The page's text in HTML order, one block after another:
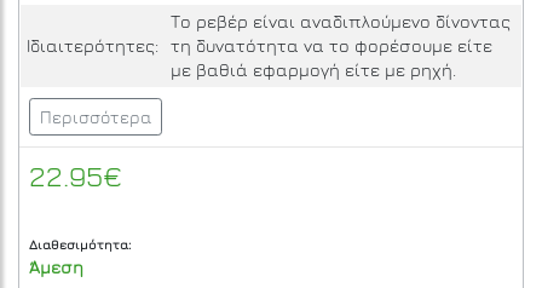
Ιδιαιτερότητες:
Το ρεβέρ είναι αναδιπλούμενο δίνοντας
τη δυνατότητα να το φορέσουμε είτε
με βαθιά εφαρμογή είτε με ρηχή.
Περισσότερα
22.95€
Διαθεσιμότητα:
Άμεση